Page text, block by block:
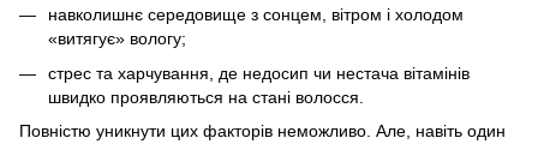
навколишнє середовище з сонцем, вітром і холодом
«витягує» вологу;
стрес та харчування, де недосип чи нестача вітамінів
швидко проявляються на стані волосся.
Повністю уникнути цих факторів неможливо. Але, навіть один